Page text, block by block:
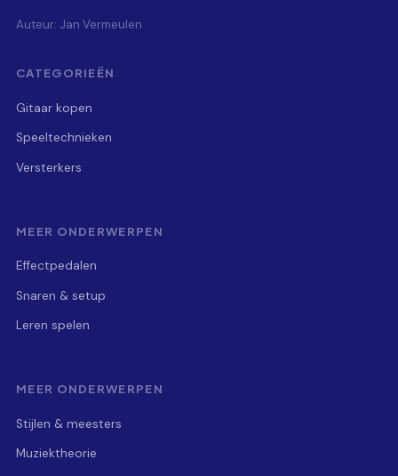
Auteur: Jan Vermeulen
CATEGORIEËN
Gitaar kopen
Speeltechnieken
Versterkers
MEER ONDERWERPEN
Effectpedalen
Snaren & setup
Leren spelen
MEER ONDERWERPEN
Stijlen & meesters
Muziektheorie